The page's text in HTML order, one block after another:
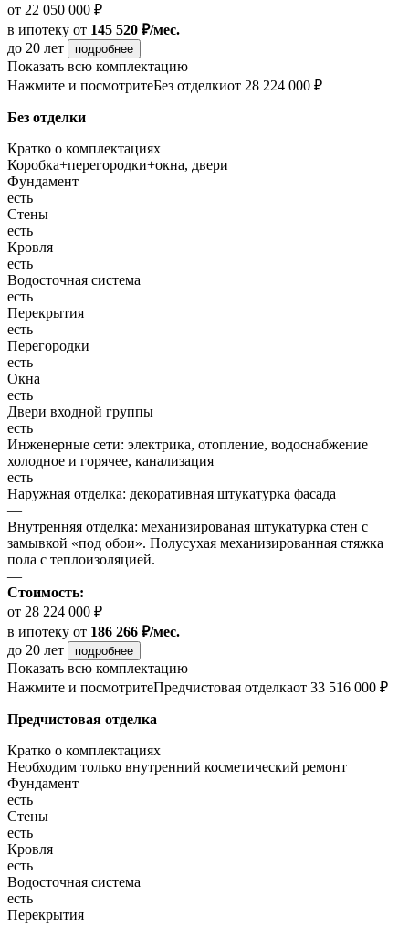
от 22 050 000 ₽
в ипотеку от 145 520 ₽/мес.
до 20 лет
подробнее
Показать всю комплектацию
Нажмите и посмотритеБез отделкиот 28 224 000 ₽
Без отделки
Кратко о комплектациях
Коробка+перегородки+окна, двери
Фундамент
есть
Стены
есть
Кровля
есть
Водосточная система
есть
Перекрытия
есть
Перегородки
есть
Окна
есть
Двери входной группы
есть
Инженерные сети: электрика, отопление, водоснабжение
холодное и горячее, канализация
есть
Наружная отделка: декоративная штукатурка фасада
—
Внутренняя отделка: механизированая штукатурка стен с
замывкой «под обои». Полусухая механизированная стяжка
пола с теплоизоляцией.
—
Стоимость:
от 28 224 000 ₽
в ипотеку от 186 266 ₽/мес.
до 20 лет
подробнее
Показать всю комплектацию
Нажмите и посмотритеПредчистовая отделкаот 33 516 000 ₽
Предчистовая отделка
Кратко о комплектациях
Необходим только внутренний косметический ремонт
Фундамент
есть
Стены
есть
Кровля
есть
Водосточная система
есть
Перекрытия